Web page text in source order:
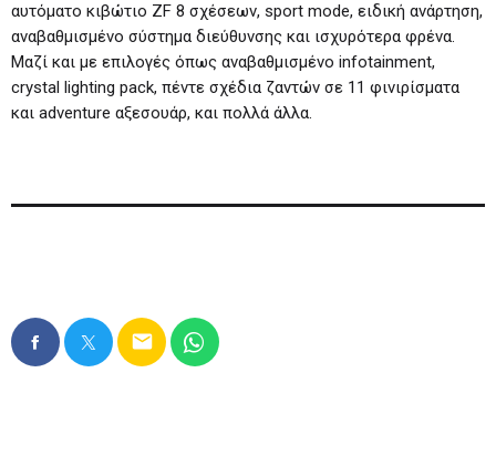
αυτόματο κιβώτιο ZF 8 σχέσεων, sport mode, ειδική ανάρτηση,
αναβαθμισμένο σύστημα διεύθυνσης και ισχυρότερα φρένα.
Μαζί και με επιλογές όπως αναβαθμισμένο infotainment,
crystal lighting pack, πέντε σχέδια ζαντών σε 11 φινιρίσματα
και adventure αξεσουάρ, και πολλά άλλα.
email